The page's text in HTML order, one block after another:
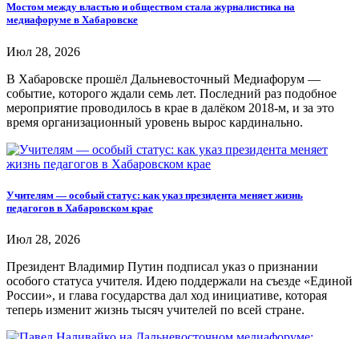
Мостом между властью и обществом стала журналистика на
медиафоруме в Хабаровске
Июл 28, 2026
В Хабаровске прошёл Дальневосточный Медиафорум —
событие, которого ждали семь лет. Последний раз подобное
мероприятие проводилось в крае в далёком 2018-м, и за это
время организационный уровень вырос кардинально.
Учителям — особый статус: как указ президента меняет жизнь
педагогов в Хабаровском крае
Июл 28, 2026
Президент Владимир Путин подписал указ о признании
особого статуса учителя. Идею поддержали на съезде «Единой
России», и глава государства дал ход инициативе, которая
теперь изменит жизнь тысяч учителей по всей стране.